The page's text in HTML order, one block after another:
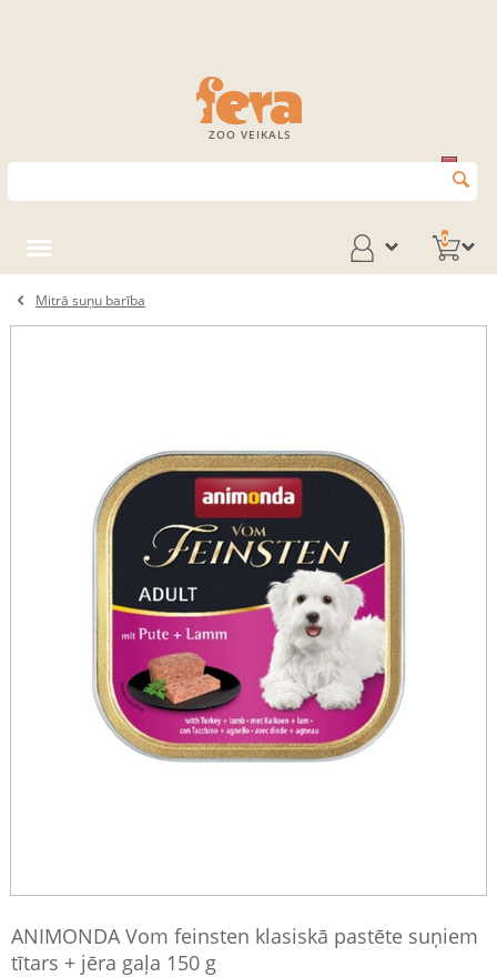
ZOO VEIKALS
0
Mitrā suņu barība
ANIMONDA Vom feinsten klasiskā pastēte suņiem
tītars + jēra gaļa 150 g